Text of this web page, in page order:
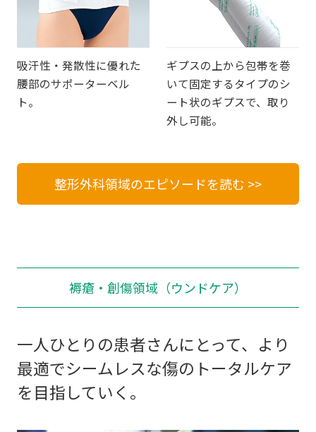
吸汗性・発散性に優れた
腰部のサポーターベル
ト。
ギプスの上から包帯を巻
いて固定するタイプのシ
ート状のギプスで、取り
外し可能。
整形外科領域のエピソードを読む >>
褥瘡・創傷領域（ウンドケア）
一人ひとりの患者さんにとって、より
最適でシームレスな傷のトータルケア
を目指していく。